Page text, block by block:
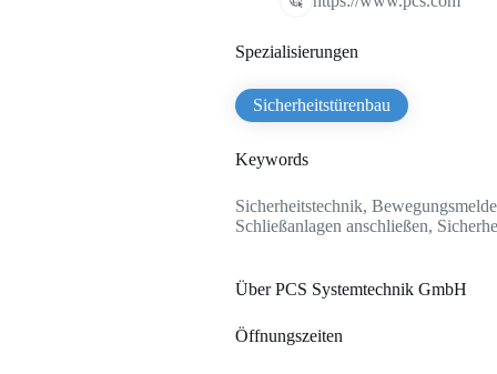
Spezialisierungen
Sicherheitstürenbau
Keywords
Sicherheitstechnik,
Schließanlagen anschließen,
Über PCS Systemtechnik GmbH
Öffnungszeiten